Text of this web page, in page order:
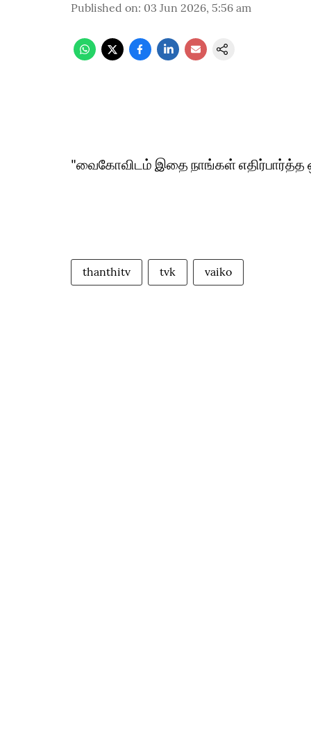
Published on: 03 Jun 2026, 5:56 am
"வைகோவிடம் இதை நாங்கள் எதிர்பார்த்த
thanthitv tvk vaiko